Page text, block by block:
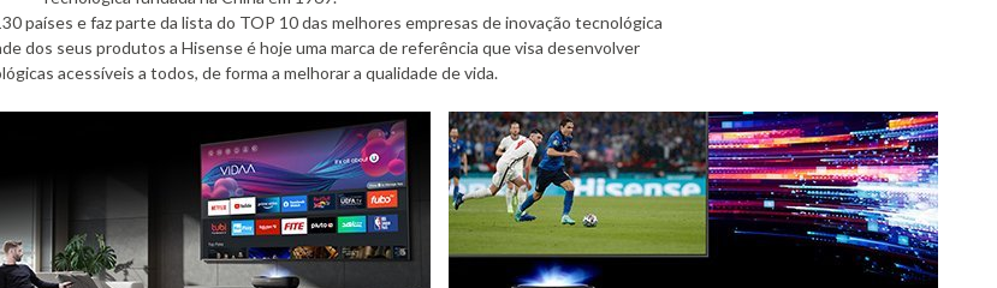
países e faz parte da lista do TOP 10 das melhores empresas de inovação tecnológica
dos seus produtos a Hisense é hoje uma marca de referência que visa desenvolver
acessíveis a todos, de forma a melhorar a qualidade de vida.